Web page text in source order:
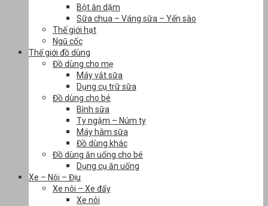
Bột ăn dặm
Sữa chua – Váng sữa – Yến sào
Thế giới hạt
Ngũ cốc
Thế giới đồ dùng
Đồ dùng cho mẹ
Máy vắt sữa
Dụng cụ trữ sữa
Đồ dùng cho bé
Bình sữa
Ty ngậm – Núm ty
Máy hâm sữa
Đồ dùng khác
Đồ dùng ăn uống cho bé
Dụng cụ ăn uống
Xe – Nôi – Địu
Xe nôi – Xe đẩy
Xe nôi